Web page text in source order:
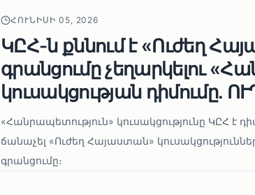
ՀՈՒՆԻՍԻ 05, 2026
ԿԸՀ-ն քննում է «Ուժեղ
գրանցումը չեղարկելու
կուսակցության դիմումը.
«Հանրապետություն» կուսակցությունը ԿԸՀ է
ճանաչել «Ուժեղ Հայաստան»
գրանցումը։